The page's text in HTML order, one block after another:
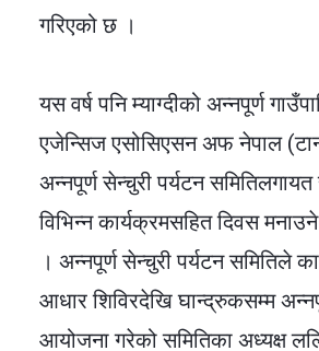
गरिएको छ ।
यस वर्ष पनि म्याग्दीको अन्नपूर्ण
एजेन्सिज एसोसिएसन अफ नेपाल
अन्नपूर्ण सेन्चुरी पर्यटन
विभिन्न कार्यक्रमसहित दिवस
। अन्नपूर्ण सेन्चुरी पर्यटन समितिले
आधार शिविरदेखि घान्द्रुकसम्म
आयोजना गरेको समितिका अध्यक्ष